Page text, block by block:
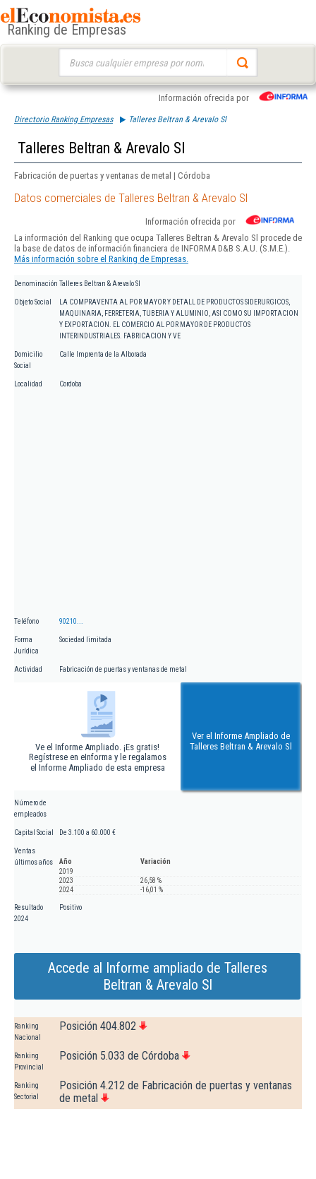
Ranking de Empresas
Información ofrecida por
Directorio Ranking Empresas Talleres Beltran & Arevalo Sl
Talleres Beltran & Arevalo Sl
Fabricación de puertas y ventanas de metal | Córdoba
Datos comerciales de Talleres Beltran & Arevalo Sl
Información ofrecida por
La información del Ranking que ocupa Talleres Beltran & Arevalo Sl procede de
la base de datos de información financiera de INFORMA D&B S.A.U. (S.M.E.).
Más información sobre el Ranking de Empresas.
Denominación Talleres Beltran & Arevalo Sl
Objeto Social
LA COMPRAVENTA AL POR MAYOR Y DETALL DE PRODUCTOS SIDERURGICOS,
MAQUINARIA, FERRETERIA, TUBERIA Y ALUMINIO, ASI COMO SU IMPORTACION
Y EXPORTACION. EL COMERCIO AL POR MAYOR DE PRODUCTOS
INTERINDUSTRIALES. FABRICACION Y VE
Domicilio
Social
Calle Imprenta de la Alborada
Localidad Cordoba
Teléfono 90210...
Forma
Jurídica
Sociedad limitada
Actividad Fabricación de puertas y ventanas de metal
Ve el Informe Ampliado. ¡Es gratis!
Regístrese en eInforma y le regalamos
el Informe Ampliado de esta empresa
Ver el Informe Ampliado de
Talleres Beltran & Arevalo Sl
Número de
empleados
Capital Social De 3.100 a 60.000 €
Ventas
últimos años
Año
Variación
2019
2023
26,58 %
2024
-16,01 %
Resultado
2024
Positivo
Accede al Informe ampliado de Talleres
Beltran & Arevalo Sl
Ranking
Nacional
Posición 404.802
Ranking
Provincial
Posición 5.033 de Córdoba
Ranking
Sectorial
Posición 4.212 de Fabricación de puertas y ventanas
de metal